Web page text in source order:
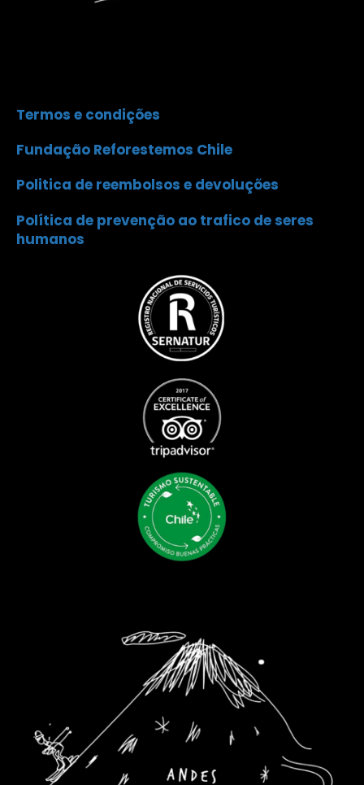
Termos e condições
Fundação Reforestemos Chile
Politica de reembolsos e devoluções
Política de prevenção ao trafico de seres
humanos